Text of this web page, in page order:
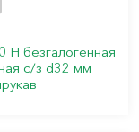
Н безгалогенная
с/з d32 мм